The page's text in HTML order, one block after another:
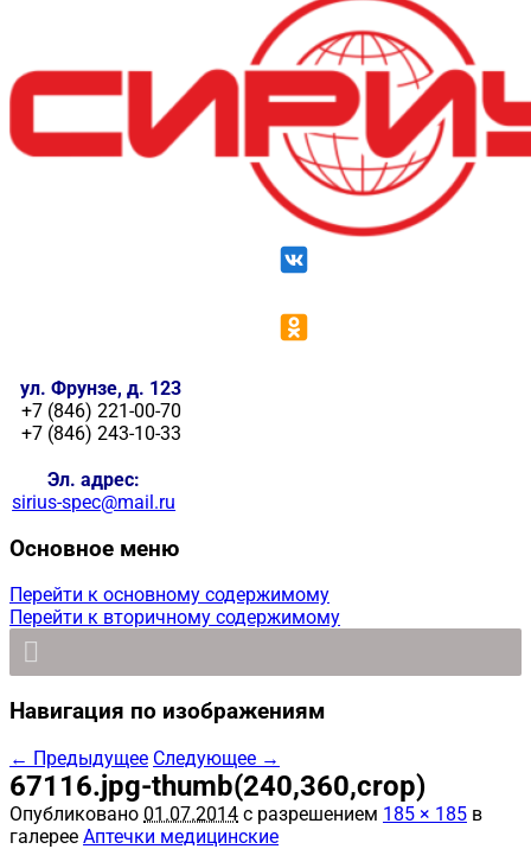
ул. Фрунзе, д. 123
+7 (846) 221-00-70
+7 (846) 243-10-33
Эл. адрес:
sirius-spec@mail.ru
Основное меню
Перейти к основному содержимому
Перейти к вторичному содержимому
Навигация по изображениям
← Предыдущее Следующее →
67116.jpg-thumb(240,360,crop)
Опубликовано 01.07.2014 с разрешением 185 × 185 в
галерее Аптечки медицинские